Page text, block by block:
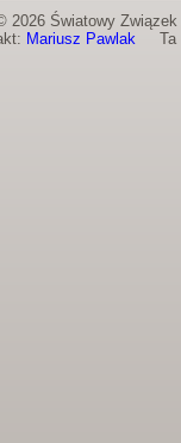
2026 Światowy
Mariusz PawlakTa